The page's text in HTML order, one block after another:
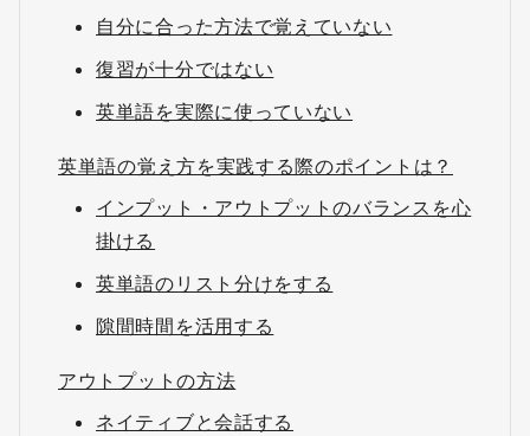
自分に合った方法で覚えていない
復習が十分ではない
英単語を実際に使っていない
英単語の覚え方を実践する際のポイントは？
インプット・アウトプットのバランスを心
掛ける
英単語のリスト分けをする
隙間時間を活用する
アウトプットの方法
ネイティブと会話する